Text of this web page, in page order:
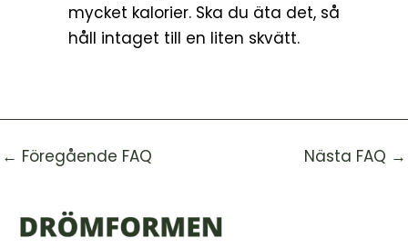
mycket kalorier. Ska du äta det, så
håll intaget till en liten skvätt.
← Föregående FAQ Nästa FAQ →